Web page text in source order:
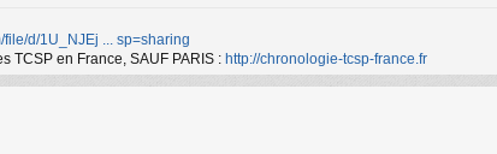
d/1U_NJEj ... sp=sharing
TCSP en France, SAUF PARIS : http://chronologie-tcsp-france.fr